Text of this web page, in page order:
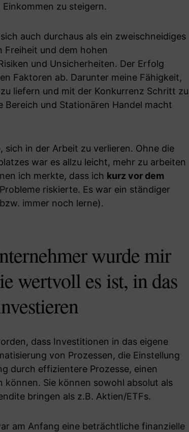
zu steigern.
auch durchaus als ein zweischneidiges
Freiheit und dem hohen
und Unsicherheiten. Der Erfolg
Faktoren ab. Darunter meine Fähigkeit,
liefern und mit der Konkurrenz Schritt zu
Bereich und Stationären Handel macht
sich in der Arbeit zu verlieren. Ohne die
war es allzu leicht, mehr zu arbeiten
ich merkte, dass ich kurz vor dem
riskierte. Es war ein ständiger
immer noch lerne).
wurde mir
wertvoll es ist, in das
dass Investitionen in das eigene
von Prozessen, die Einstellung
durch effizientere Prozesse, einen
können. Sie können sowohl absolut als
bringen als z.B. Aktien/ETFs.
am Anfang eine beträchtliche finanzielle